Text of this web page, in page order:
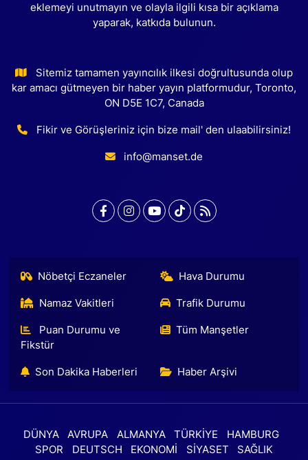
eklemeyi unutmayın ve olayla ilgili kısa bir açıklama
yaparak, katkıda bulunun.
Sitemiz tamamen yayıncılık ilkesi doğrultusunda olup
kar amacı gütmeyen bir haber yayın platformudur, Toronto,
ON D5E 1C7, Canada
Fikir ve Görüşleriniz için bize mail' den ulaabilirsiniz!
info@manset.de
Nöbetçi Eczaneler Hava Durumu
Namaz Vakitleri Trafik Durumu
Puan Durumu ve
Fikstür
Tüm Manşetler
Son Dakika Haberleri Haber Arşivi
DÜNYA AVRUPA ALMANYA TÜRKİYE
HAMBURG
SPOR
DEUTSCH EKONOMİ SİYASET SAĞLIK